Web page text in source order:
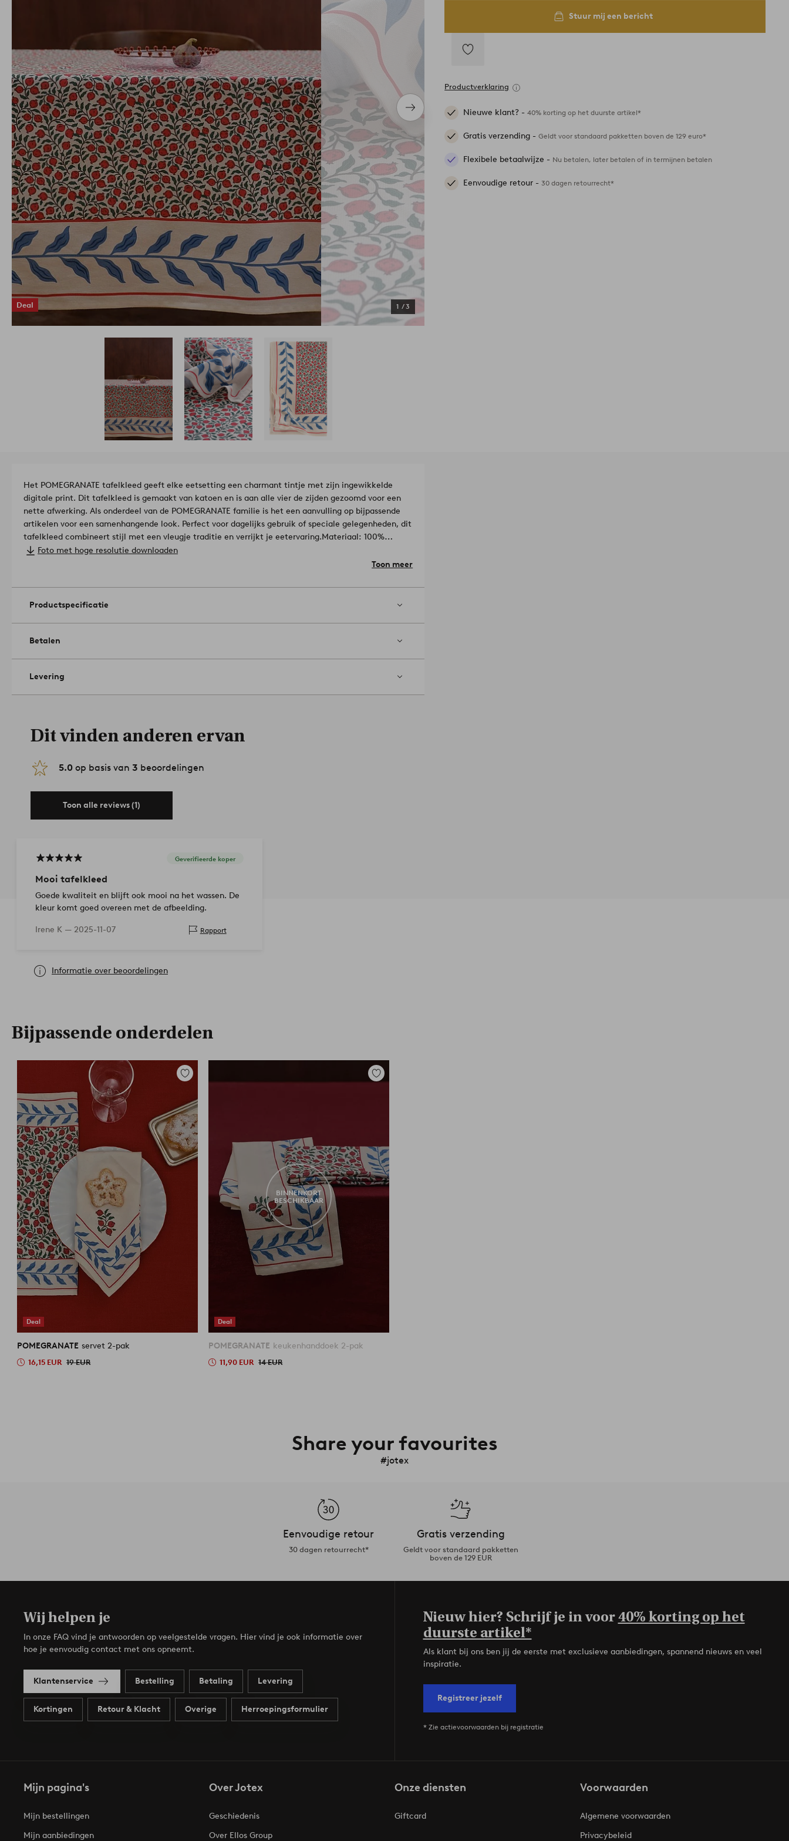
Volgend
item
Deal 1 /3
Stuur mij een bericht
aan
favorieten
Productverklaring
Nieuwe klant? -40% korting op het duurste artikel*
Gratis verzending -Geldt voor standaard pakketten boven de 129 euro*
Flexibele betaalwijze - Nu betalen, later betalen of in termijnen betalen
Eenvoudige retour -30 dagen retourrecht*
Het POMEGRANATE tafelkleed geeft elke eetsetting een charmant tintje met zijn ingewikkelde
digitale print. Dit tafelkleed is gemaakt van katoen en is aan alle vier de zijden gezoomd voor een
nette afwerking. Als onderdeel van de POMEGRANATE familie is het een aanvulling op bijpassende
artikelen voor een samenhangende look. Perfect voor dagelijks gebruik of speciale gelegenheden, dit
tafelkleed combineert stijl met een vleugje traditie en verrijkt je eetervaring.Materiaal: 100%
Katoen.
Hoeveelheid in verpakking: 1.
Gramsgewicht: 170 g/m².
Foto met hoge resolutie downloaden
Toon meer
Productspecificatie
Betalen
Levering
Dit vinden anderen ervan
5.0 op basis van 3 beoordelingen
Toon alle reviews (1)
Geverifieerde koper
Mooi tafelkleed
Goede kwaliteit en blijft ook mooi na het wassen. De
kleur komt goed overeen met de afbeelding.
Irene K — 2025-11-07 Rapport
Informatie over beoordelingen
Bijpassende onderdelen
Deal
Toevoegen
POMEGRANATE servet 2-pak
16,15 EUR 19 EUR
Deal
BINNENKORT
BESCHIKBAAR
Toevoegen
POMEGRANATE keukenhanddoek 2-pak
11,90 EUR 14 EUR
Share your favourites
#jotex
Eenvoudige retour
30 dagen retourrecht*
Gratis verzending
Geldt voor standaard pakketten
boven de 129 EUR
Wij helpen je
In onze FAQ vind je antwoorden op veelgestelde vragen. Hier vind je ook informatie over
hoe je eenvoudig contact met ons opneemt.
Klantenservice Bestelling Betaling Levering
Kortingen Retour & Klacht Overige Herroepingsformulier
Nieuw hier? Schrijf je in voor40% korting op het
duurste artikel*
Als klant bij ons ben jij de eerste met exclusieve aanbiedingen, spannend nieuws en veel
inspiratie.
Registreer jezelf
* Zie actievoorwaarden bij registratie
Mijn pagina's
Mijn bestellingen
Mijn aanbiedingen
Over Jotex
Geschiedenis
Over Ellos Group
Onze diensten
Giftcard
Voorwaarden
Algemene voorwaarden
Privacybeleid